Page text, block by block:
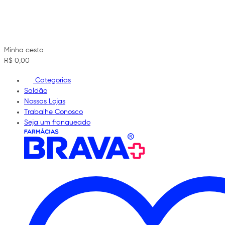
Minha cesta
R$ 0,00
Categorias
Saldão
Nossas Lojas
Trabalhe Conosco
Seja um franqueado